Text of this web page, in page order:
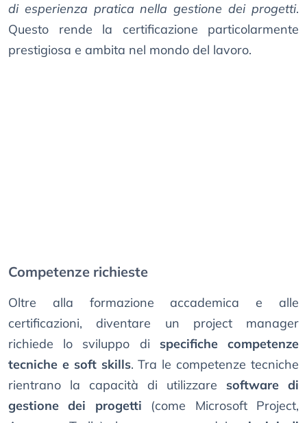
di esperienza pratica nella gestione dei progetti.
Questo rende la certificazione particolarmente
prestigiosa e ambita nel mondo del lavoro.
Competenze richieste
Oltre alla formazione accademica e alle
certificazioni, diventare un project manager
richiede lo sviluppo di specifiche competenze
tecniche e soft skills. Tra le competenze tecniche
rientrano la capacità di utilizzare software di
gestione dei progetti (come Microsoft Project,